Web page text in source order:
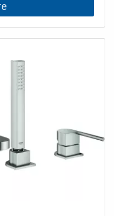
intrinsèquement
avec 29037001